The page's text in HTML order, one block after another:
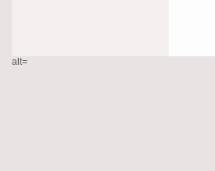
alt=